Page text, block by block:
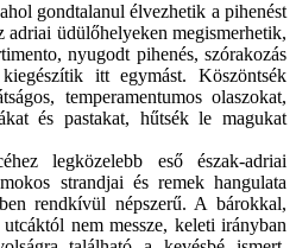
gondtalanul élvezhetik a pihenést
adriai üdülőhelyeken megismerhetik,
nyugodt pihenés, szórakozás
itt egymást. Köszöntsék
temperamentumos olaszokat,
és pastakat, hűtsék le magukat
legközelebb eső észak-adriai
strandjai és remek hangulata
rendkívül népszerű. A bárokkal,
nem messze, keleti irányban